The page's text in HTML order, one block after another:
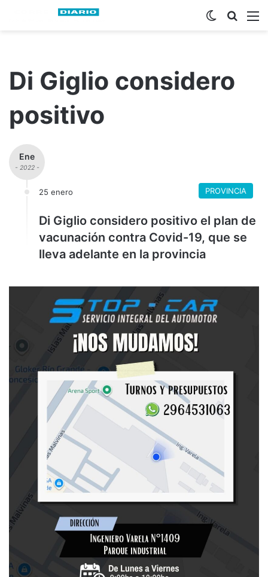
Buscar
Switch skin
Di Giglio considero
positivo
Ene
- 2022 -
25 enero PROVINCIA
Di Giglio considero positivo el plan de
vacunación contra Covid-19, que se
lleva adelante en la provincia